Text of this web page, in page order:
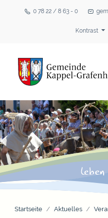
0 78 22 / 8 63 - 0
Kontrast
Startseite Aktuelles